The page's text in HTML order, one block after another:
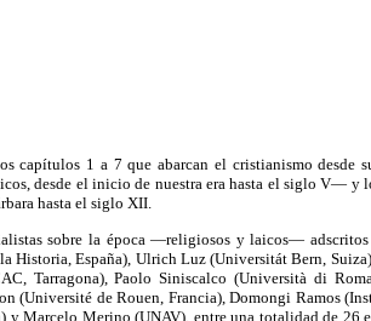
capítulos 1 a 7 que abarcan el cristianismo desde
desde el inicio de nuestra era hasta el siglo V— y
hasta el siglo XII.
sobre la época —religiosos y laicos—
Historia, España), Ulrich Luz (Universitát Bern,
Tarragona), Paolo Siniscalco (Università di
(Université de Rouen, Francia), Domongi Ramos
Marcelo Merino (UNAV), entre una totalidad de 26